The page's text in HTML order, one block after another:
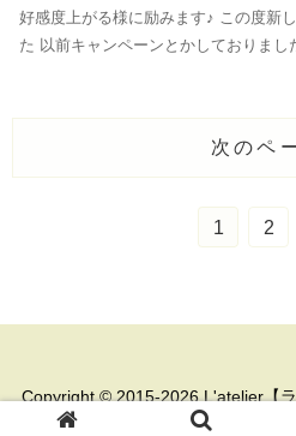
好感度上がる様に励みます♪ この度新
た 以前キャンペーンとかしておりまし
次のペ
1 2
Copyright © 2015-2026 L'atelier【
事。日々の事。 All